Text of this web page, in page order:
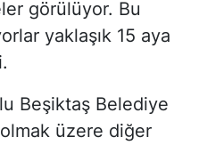
görülüyor. Bu
yaklaşık 15 aya
Beşiktaş Belediye
olmak üzere diğer